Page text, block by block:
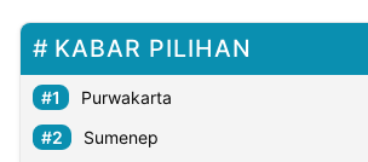
Follow
KabarbaruKABAR PILIHAN
Purwakarta
Sumenep